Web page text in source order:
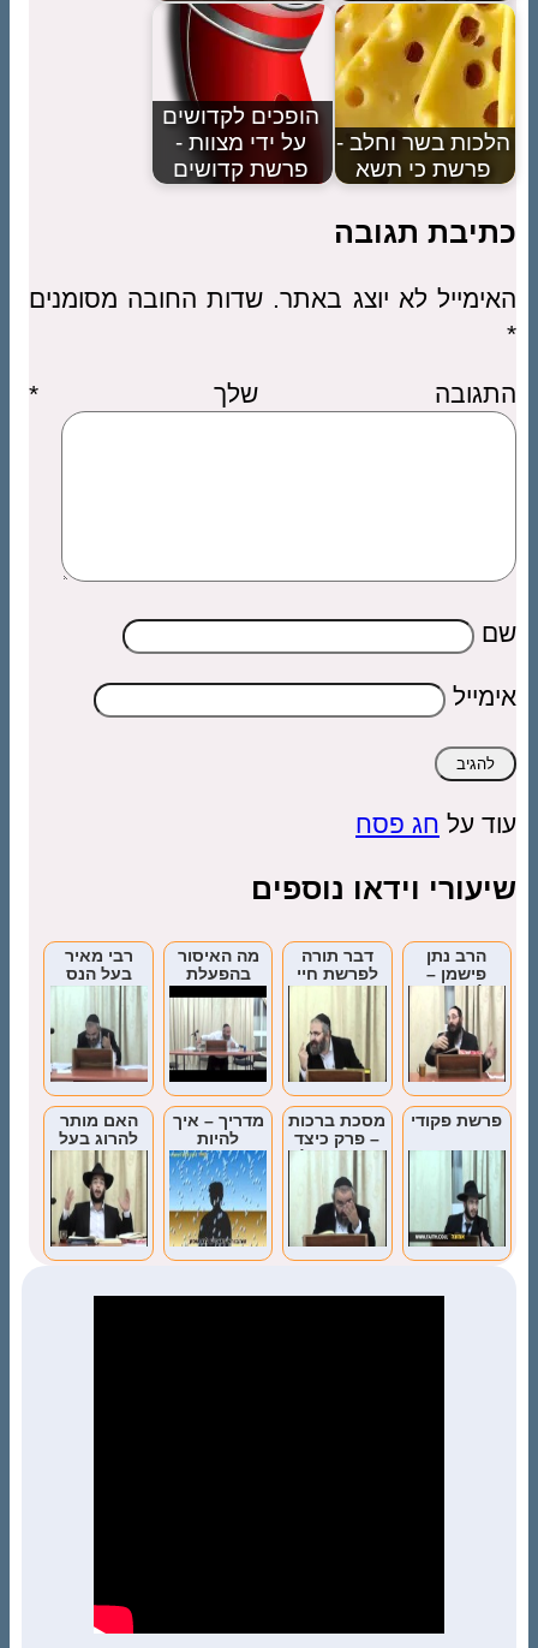
הלכות בשר וחלב -
פרשת כי תשא
הופכים לקדושים
על ידי מצוות -
פרשת קדושים
כתיבת תגובה
האימייל לא יוצג באתר. שדות החובה מסומנים
*
התגובה שלך*
שם
אימייל
עוד על חג פסח
שיעורי וידאו נוספים
הרב נתן
פישמן –
הלכות נידה
דבר תורה
לפרשת חיי
שרה
מה האיסור
בהפעלת
מכשירי
בשבת?
רבי מאיר
בעל הנס
פרשת פקודי
מסכת ברכות
– פרק כיצד
מברכין (חלק
ב’)
מדריך – איך
להיות
מאושרים?
האם מותר
להרוג בעל
חיים שמזיק
לנו?